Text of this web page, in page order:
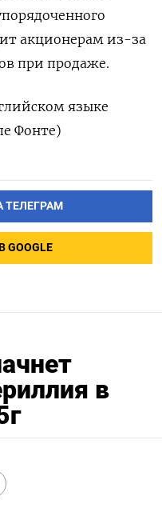
акционерам из-за
при продаже.
языке
Фонте)
ТЕЛЕГРАМ
в